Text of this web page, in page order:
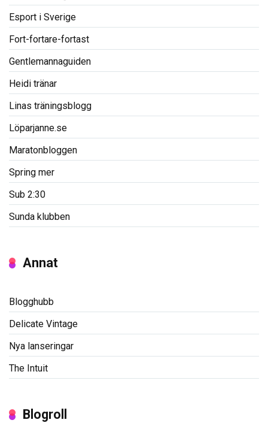
Esport i Sverige
Fort-fortare-fortast
Gentlemannaguiden
Heidi tränar
Linas träningsblogg
Löparjanne.se
Maratonbloggen
Spring mer
Sub 2:30
Sunda klubben
Annat
Blogghubb
Delicate Vintage
Nya lanseringar
The Intuit
Blogroll